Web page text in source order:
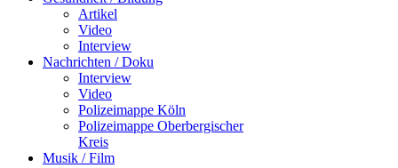
Artikel
Video
Interview
Nachrichten / Doku
Interview
Video
Polizeimappe Köln
Polizeimappe Oberbergischer
Kreis
Musik / Film